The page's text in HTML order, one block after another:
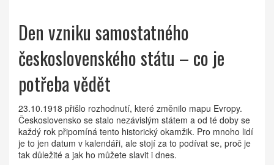
Den vzniku samostatného
československého státu – co je
potřeba vědět
23.10.1918 přišlo rozhodnutí, které změnilo mapu Evropy.
Československo se stalo nezávislým státem a od té doby se
každý rok připomíná tento historický okamžik. Pro mnoho lidí
je to jen datum v kalendáři, ale stojí za to podívat se, proč je
tak důležité a jak ho můžete slavit i dnes.